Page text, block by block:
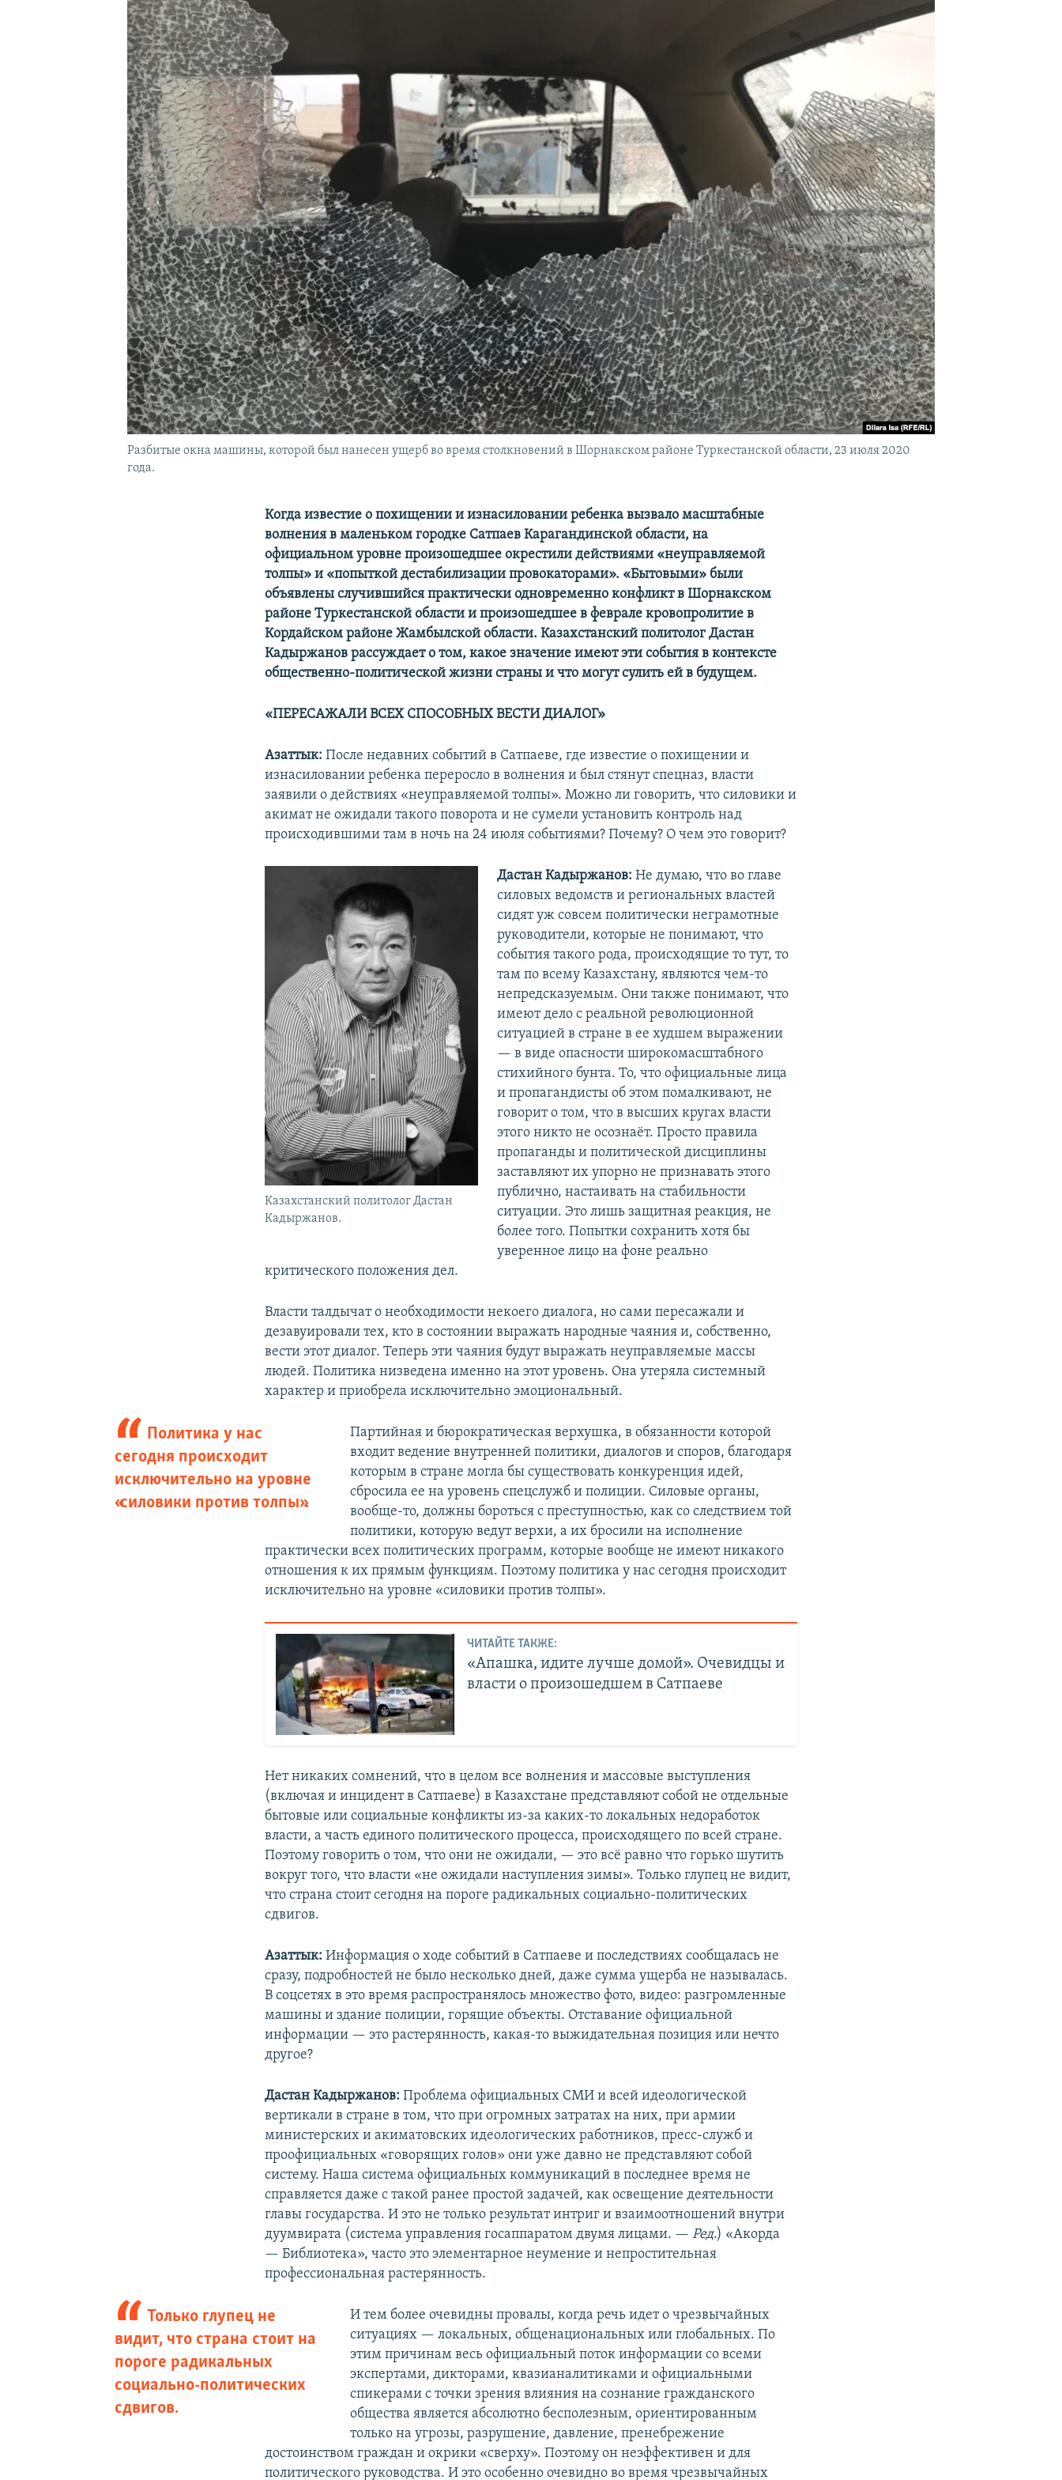
Разбитые окна машины, которой был нанесен ущерб во время столкновений в Шорнакском районе Туркестанской области, 23 июля 2020
года.
Когда известие о похищении и изнасиловании ребенка вызвало масштабные
волнения в маленьком городке Сатпаев Карагандинской области, на
официальном уровне произошедшее окрестили действиями «неуправляемой
толпы» и «попыткой дестабилизации провокаторами». «Бытовыми» были
объявлены случившийся практически одновременно конфликт в Шорнакском
районе Туркестанской области и произошедшее в феврале кровопролитие в
Кордайском районе Жамбылской области. Казахстанский политолог Дастан
Кадыржанов рассуждает о том, какое значение имеют эти события в контексте
общественно-политической жизни страны и что могут сулить ей в будущем.
«ПЕРЕСАЖАЛИ ВСЕХ СПОСОБНЫХ ВЕСТИ ДИАЛОГ»
Азаттык:После недавних событий в Сатпаеве, где известие о похищении и
изнасиловании ребенка переросло в волнения и был стянут спецназ, власти
заявили о действиях «неуправляемой толпы». Можно ли говорить, что силовики и
акимат не ожидали такого поворота и не сумели установить контроль над
происходившими там в ночь на 24 июля событиями? Почему? О чем это говорит?
Казахстанский политолог Дастан
Кадыржанов.
Дастан Кадыржанов: Не думаю, что во главе
силовых ведомств и региональных властей
сидят уж совсем политически неграмотные
руководители, которые не понимают, что
события такого рода, происходящие то тут, то
там по всему Казахстану, являются чем-то
непредсказуемым. Они также понимают, что
имеют дело с реальной революционной
ситуацией в стране в ее худшем выражении
— в виде опасности широкомасштабного
стихийного бунта. То, что официальные лица
и пропагандисты об этом помалкивают, не
говорит о том, что в высших кругах власти
этого никто не осознаёт. Просто правила
пропаганды и политической дисциплины
заставляют их упорно не признавать этого
публично, настаивать на стабильности
ситуации. Это лишь защитная реакция, не
более того. Попытки сохранить хотя бы
уверенное лицо на фоне реально
критического положения дел.
Власти талдычат о необходимости некоего диалога, но сами пересажали и
дезавуировали тех, кто в состоянии выражать народные чаяния и, собственно,
вести этот диалог. Теперь эти чаяния будут выражать неуправляемые массы
людей. Политика низведена именно на этот уровень. Она утеряла системный
характер и приобрела исключительно эмоциональный.
Политика у нас
сегодня происходит
исключительно на уровне
«силовики против толпы».
Партийная и бюрократическая верхушка, в обязанности которой
входит ведение внутренней политики, диалогов и споров, благодаря
которым в стране могла бы существовать конкуренция идей,
сбросила ее на уровень спецслужб и полиции. Силовые органы,
вообще-то, должны бороться с преступностью, как со следствием той
политики, которую ведут верхи, а их бросили на исполнение
практически всех политических программ, которые вообще не имеют никакого
отношения к их прямым функциям. Поэтому политика у нас сегодня происходит
исключительно на уровне «силовики против толпы».
ЧИТАЙТЕ ТАКЖЕ:
«Апашка, идите лучше домой». Очевидцы и
власти о произошедшем в Сатпаеве
Нет никаких сомнений, что в целом все волнения и массовые выступления
(включая и инцидент в Сатпаеве) в Казахстане представляют собой не отдельные
бытовые или социальные конфликты из-за каких-то локальных недоработок
власти, а часть единого политического процесса, происходящего по всей стране.
Поэтому говорить о том, что они не ожидали, — это всё равно что горько шутить
вокруг того, что власти «не ожидали наступления зимы». Только глупец не видит,
что страна стоит сегодня на пороге радикальных социально-политических
сдвигов.
Азаттык:Информация о ходе событий в Сатпаеве и последствиях сообщалась не
сразу, подробностей не было несколько дней, даже сумма ущерба не называлась.
В соцсетях в это время распространялось множество фото, видео: разгромленные
машины и здание полиции, горящие объекты. Отставание официальной
информации — это растерянность, какая-то выжидательная позиция или нечто
другое?
Дастан Кадыржанов:Проблема официальных СМИ и всей идеологической
вертикали в стране в том, что при огромных затратах на них, при армии
министерских и акиматовских идеологических работников, пресс-служб и
проофициальных «говорящих голов» они уже давно не представляют собой
систему. Наша система официальных коммуникаций в последнее время не
справляется даже с такой ранее простой задачей, как освещение деятельности
главы государства. И это не только результат интриг и взаимоотношений внутри
дуумвирата (система управления госаппаратом двумя лицами. —Ред.) «Акорда
— Библиотека», часто это элементарное неумение и непростительная
профессиональная растерянность.
Только глупец не
видит, что страна стоит на
пороге радикальных
социально-политических
сдвигов.
И тем более очевидны провалы, когда речь идет о чрезвычайных
ситуациях — локальных, общенациональных или глобальных. По
этим причинам весь официальный поток информации со всеми
экспертами, дикторами, квазианалитиками и официальными
спикерами с точки зрения влияния на сознание гражданского
общества является абсолютно бесполезным, ориентированным
только на угрозы, разрушение, давление, пренебрежение
достоинством граждан и окрики «сверху». Поэтому он неэффективен и для
политического руководства. И это особенно очевидно во время чрезвычайных